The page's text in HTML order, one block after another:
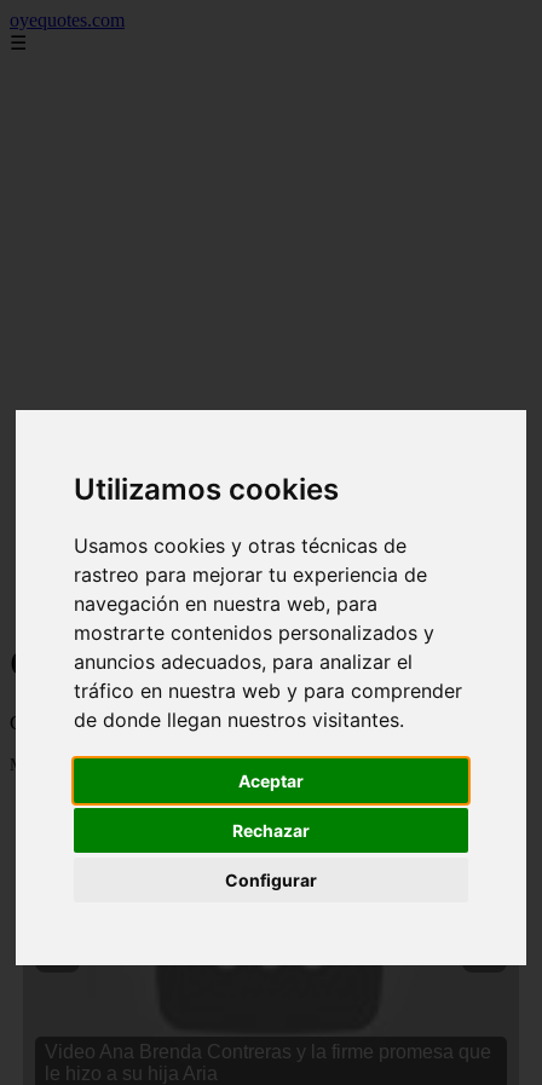
Utilizamos cookies
Usamos cookies y otras técnicas de
rastreo para mejorar tu experiencia de
navegación en nuestra web, para
mostrarte contenidos personalizados y
anuncios adecuados, para analizar el
tráfico en nuestra web y para comprender
de donde llegan nuestros visitantes.
Aceptar
Rechazar
Configurar
oyequotes.com
☰
Curiosidades y Sabias que
Cosas curiosas, curiosidades, noticias impactantes y mucho mas
Mostrando 1 - 24 de 2834 artículos
Video Ana Brenda Contreras y la firme promesa que
le hizo a su hija Aria